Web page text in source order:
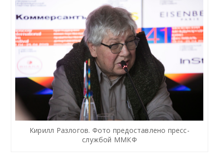
Кирилл Разлогов. Фото предоставлено пресс-
службой ММКФ